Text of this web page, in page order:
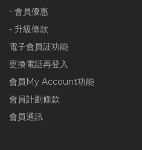
- 會員優惠
- 升級條款
電子會員証功能
更換電話再登入
會員My Account功能
會員計劃條款
會員通訊